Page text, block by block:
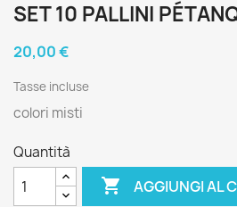
SET 10 PALLINI
20,00 €
Tasse incluse
colori misti
Quantità
 AGGIUNGI AL